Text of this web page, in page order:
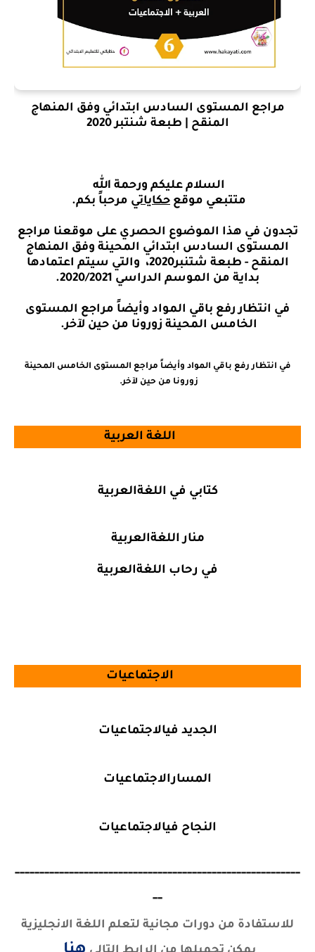
مراجع المستوى السادس ابتدائي وفق المنهاج
المنقح | طبعة شنتبر 2020
السلام عليكم ورحمة الله
متتبعي موقع حكاياتي مرحباً بكم.
تجدون في هذا الموضوع الحصري على موقعنا مراجع
المستوى السادس ابتدائي المحينة وفق المنهاج
المنقح - طبعة شتنبر2020، والتي سيتم اعتمادها
بداية من الموسم الدراسي 2020/2021.
في انتظار رفع باقي المواد وأيضاً مراجع المستوى
الخامس المحينة زورونا من حين لآخر.
في انتظار رفع باقي المواد وأيضاً مراجع المستوى الخامس المحينة
زورونا من حين لآخر.
اللغة العربية
كتابي في اللغةالعربية
منار اللغةالعربية
في رحاب اللغةالعربية
الاجتماعيات
الجديد فيالاجتماعيات
المسارالاجتماعيات
النجاح فيالاجتماعيات
----------------------------------------------------------
--
للاستفادة من دورات مجانية لتعلم اللغة الانجليزية